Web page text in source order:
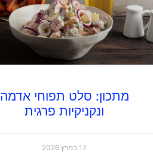
מתכון: סלט תפוחי אדמה
ונקניקיות פרגית
17 במרץ 2026